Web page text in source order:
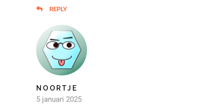
REPLY
NOORTJE
5 januari 2025